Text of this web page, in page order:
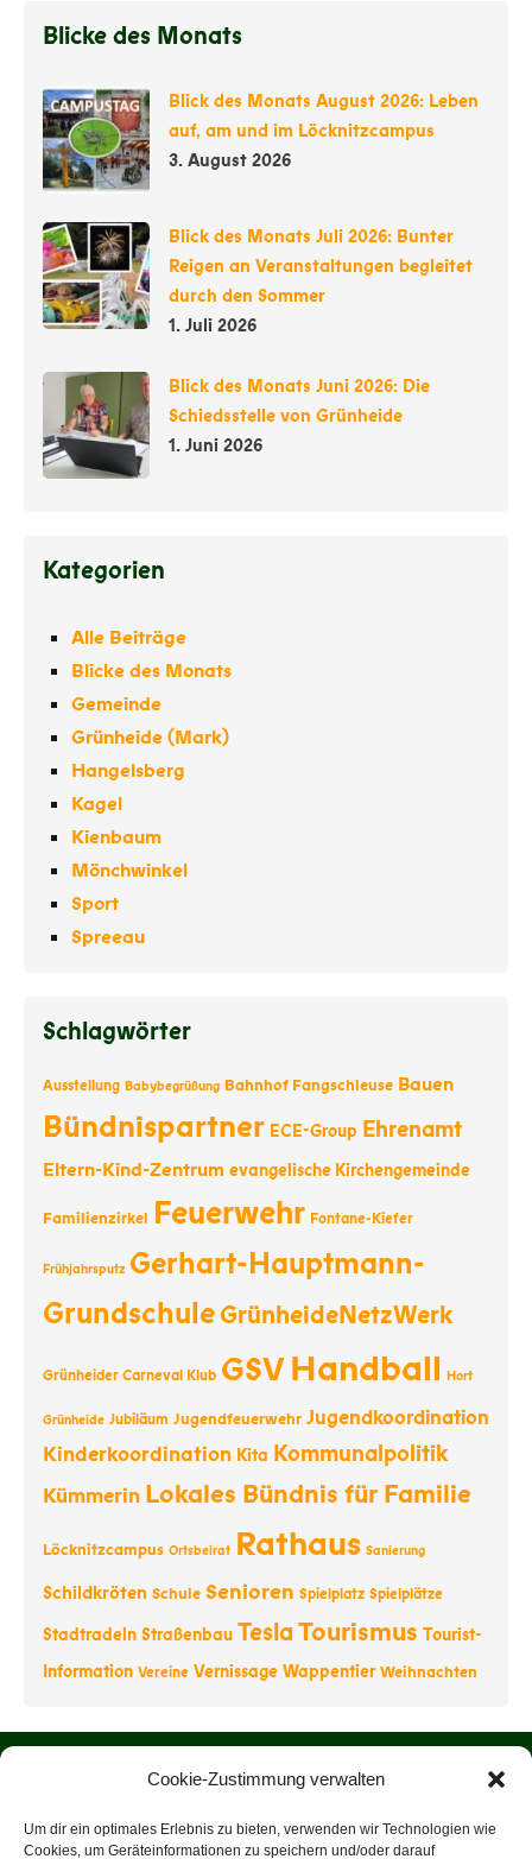
Cookie-Zustimmung verwalten
Um dir ein optimales Erlebnis zu bieten, verwenden wir Technologien wie
Cookies, um Geräteinformationen zu speichern und/oder darauf
Blicke des Monats
Blick des Monats August 2026: Leben
auf, am und im Löcknitzcampus
3. August 2026
Blick des Monats Juli 2026: Bunter
Reigen an Veranstaltungen begleitet
durch den Sommer
1. Juli 2026
Blick des Monats Juni 2026: Die
Schiedsstelle von Grünheide
1. Juni 2026
Kategorien
Alle Beiträge
Blicke des Monats
Gemeinde
Grünheide (Mark)
Hangelsberg
Kagel
Kienbaum
Mönchwinkel
Sport
Spreeau
Schlagwörter
Ausstellung Babybegrüßung Bahnhof Fangschleuse Bauen
Bündnispartner ECE-Group Ehrenamt
Eltern-Kind-Zentrum evangelische Kirchengemeinde
Familienzirkel Feuerwehr Fontane-Kiefer
Frühjahrsputz Gerhart-Hauptmann-
GrundschuleGrünheideNetzWerk
Grünheider Carneval Klub GSVHandball Hort
Grünheide Jubiläum Jugendfeuerwehr Jugendkoordination
Kinderkoordination Kita Kommunalpolitik
Kümmerin Lokales Bündnis für Familie
Löcknitzcampus Ortsbeirat Rathaus Sanierung
Schildkröten Schule Senioren Spielplatz Spielplätze
Stadtradeln Straßenbau TeslaTourismus Tourist-
Information Vereine Vernissage Wappentier Weihnachten
Über uns